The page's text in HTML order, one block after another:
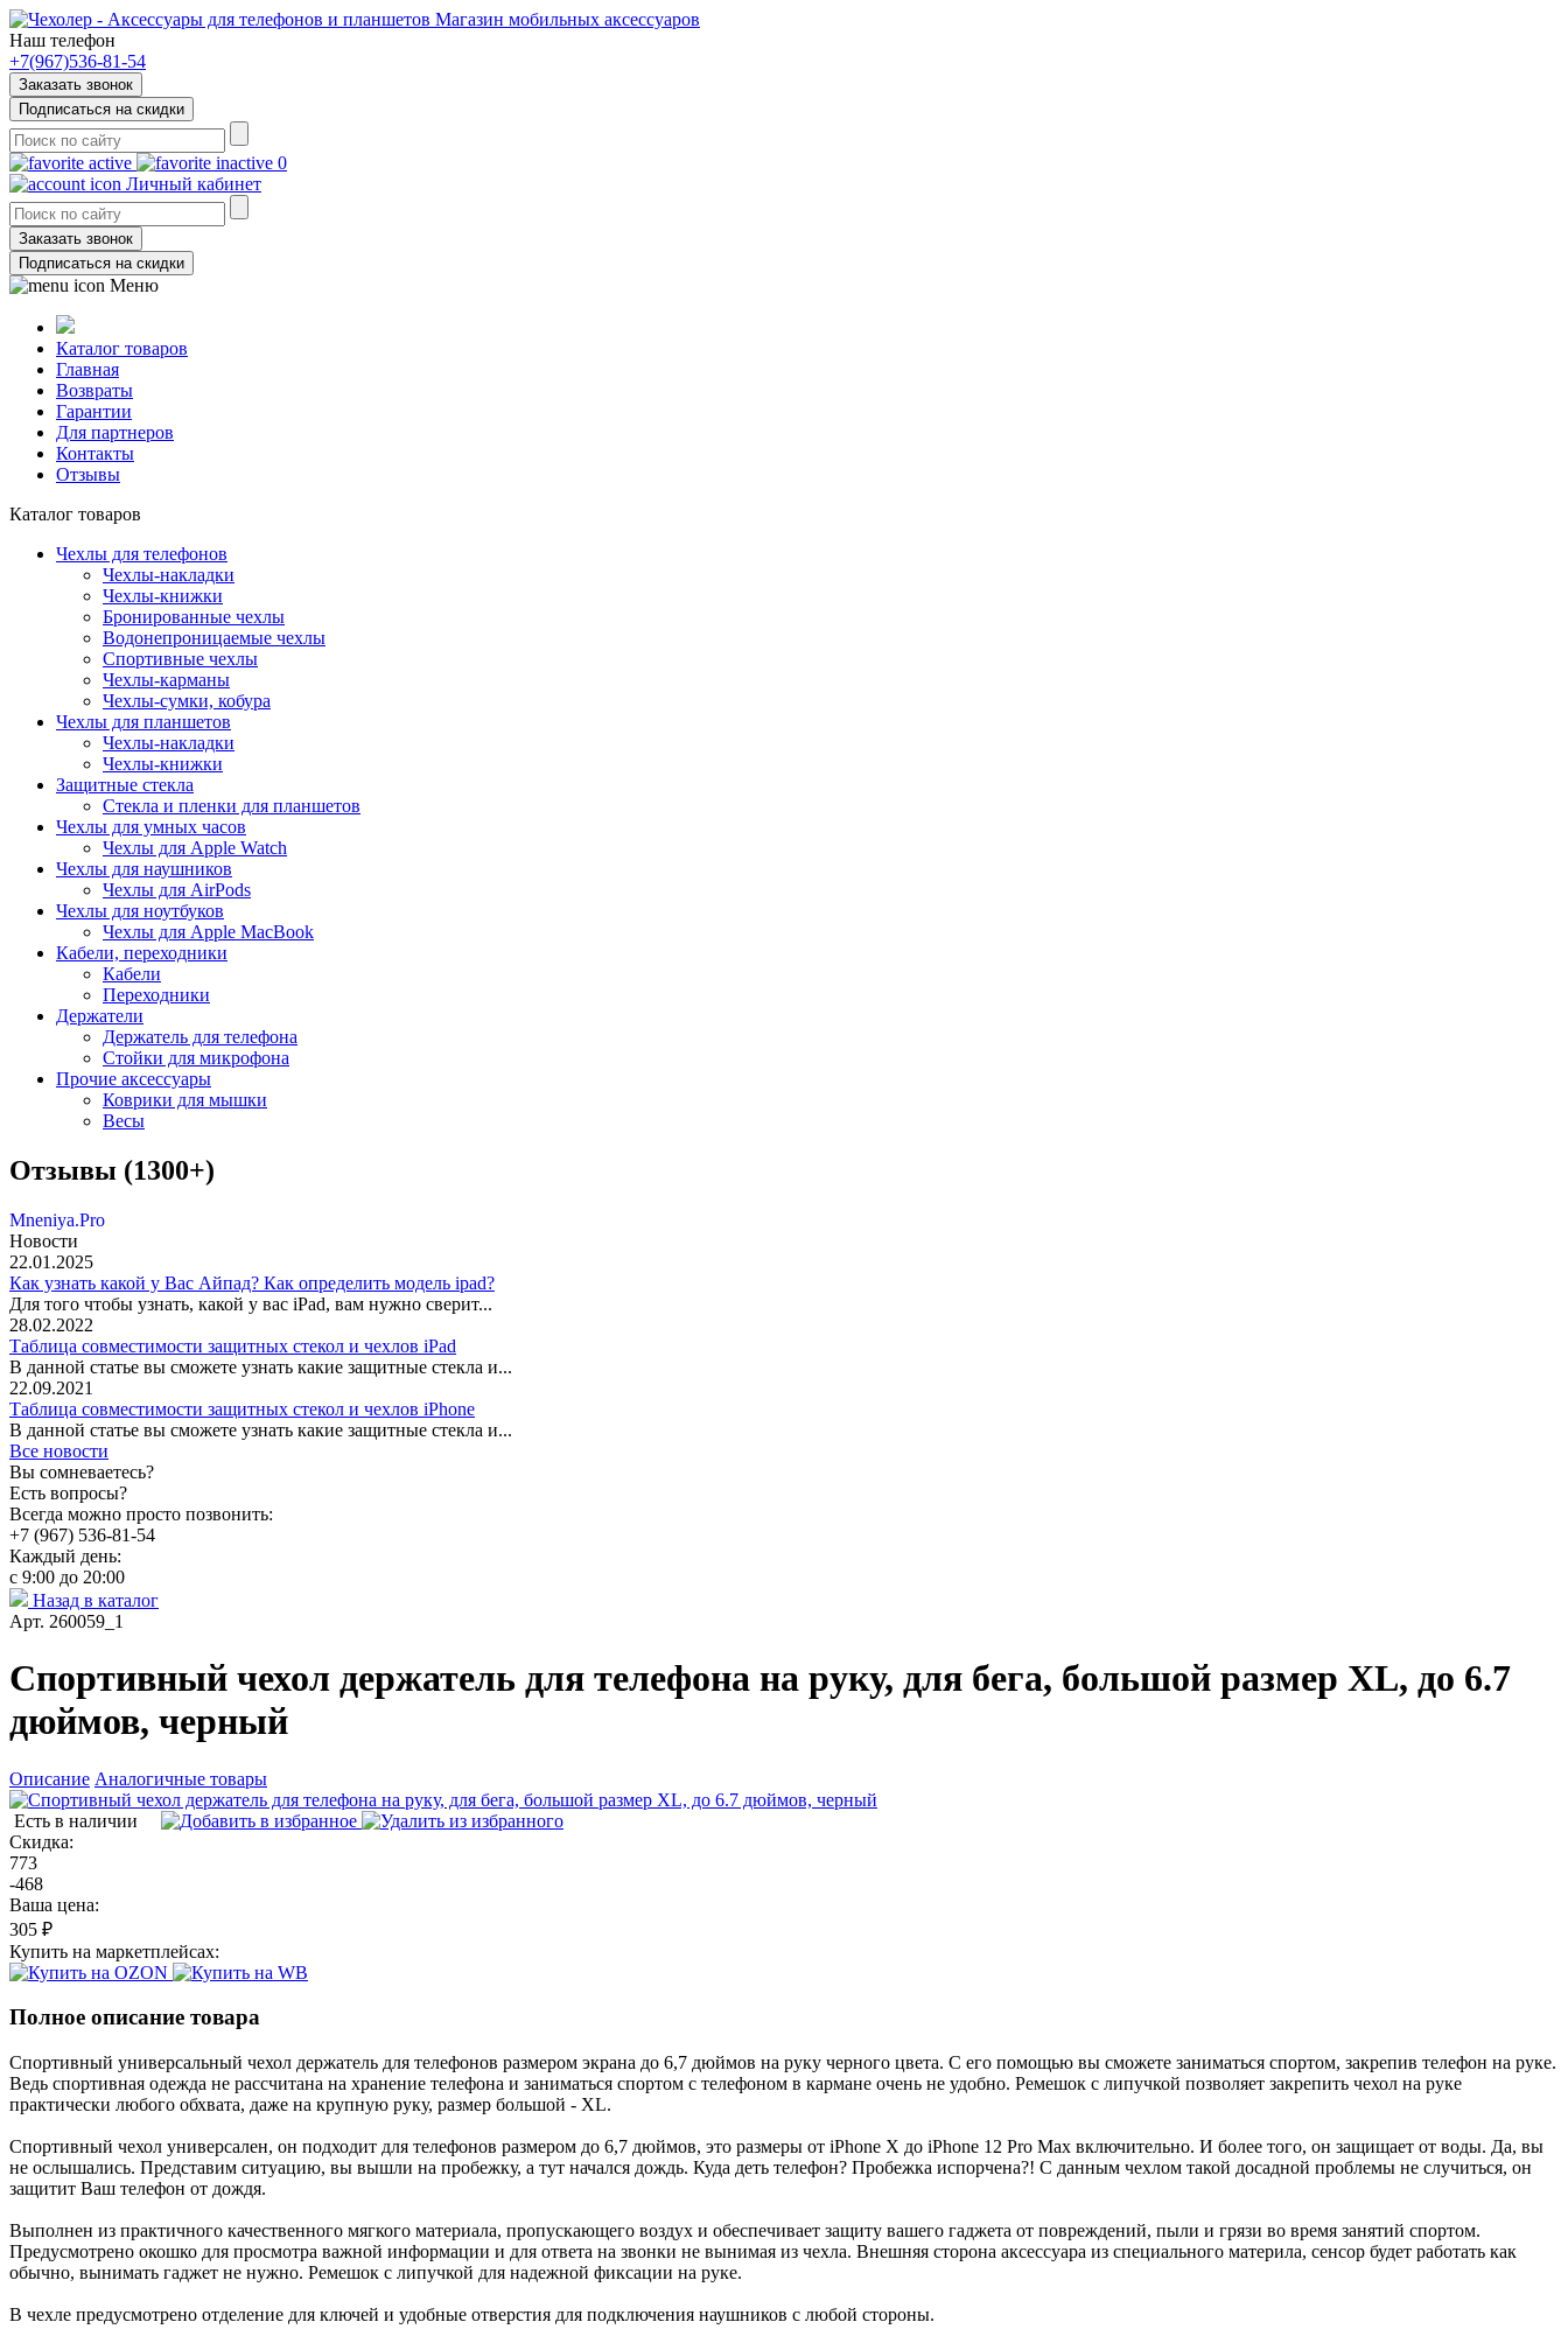
Магазин мобильных аксессуаров
Наш телефон
+7(967)536-81-54
Заказать звонок
Подписаться на скидки
0
Личный кабинет
Заказать звонок
Подписаться на скидки
Меню
Каталог товаров
Главная
Возвраты
Гарантии
Для партнеров
Контакты
Отзывы
Каталог товаров
Чехлы для телефонов
Чехлы-накладки
Чехлы-книжки
Бронированные чехлы
Водонепроницаемые чехлы
Спортивные чехлы
Чехлы-карманы
Чехлы-сумки, кобура
Чехлы для планшетов
Чехлы-накладки
Чехлы-книжки
Защитные стекла
Стекла и пленки для планшетов
Чехлы для умных часов
Чехлы для Apple Watch
Чехлы для наушников
Чехлы для AirPods
Чехлы для ноутбуков
Чехлы для Apple MacBook
Кабели, переходники
Кабели
Переходники
Держатели
Держатель для телефона
Стойки для микрофона
Прочие аксессуары
Коврики для мышки
Весы
Отзывы (1300+)
Mneniya.Pro
Новости
22.01.2025
Как узнать какой у Вас Айпад? Как определить модель ipad?
Для того чтобы узнать, какой у вас iPad, вам нужно сверит...
28.02.2022
Таблица совместимости защитных стекол и чехлов iPad
В данной статье вы сможете узнать какие защитные стекла и...
22.09.2021
Таблица совместимости защитных стекол и чехлов iPhone
В данной статье вы сможете узнать какие защитные стекла и...
Все новости
Вы сомневаетесь?
Есть вопросы?
Всегда можно просто позвонить:
+7 (967) 536-81-54
Каждый день:
с 9:00 до 20:00
Назад в каталог
Арт. 260059_1
Спортивный чехол держатель для телефона на руку, для бега, большой размер XL, до 6.7
дюймов, черный
Описание Аналогичные товары
Есть в наличии
Скидка:
773
-468
Ваша цена:
305 ₽
Купить на маркетплейсах:
Полное описание товара
Спортивный универсальный чехол держатель для телефонов размером экрана до 6,7 дюймов на руку черного цвета. С его помощью вы сможете заниматься спортом, закрепив телефон на руке.
Ведь спортивная одежда не рассчитана на хранение телефона и заниматься спортом с телефоном в кармане очень не удобно. Ремешок с липучкой позволяет закрепить чехол на руке
практически любого обхвата, даже на крупную руку, размер большой - XL.
Спортивный чехол универсален, он подходит для телефонов размером до 6,7 дюймов, это размеры от iPhone X до iPhone 12 Pro Max включительно. И более того, он защищает от воды. Да, вы
не ослышались. Представим ситуацию, вы вышли на пробежку, а тут начался дождь. Куда деть телефон? Пробежка испорчена?! С данным чехлом такой досадной проблемы не случиться, он
защитит Ваш телефон от дождя.
Выполнен из практичного качественного мягкого материала, пропускающего воздух и обеспечивает защиту вашего гаджета от повреждений, пыли и грязи во время занятий спортом.
Предусмотрено окошко для просмотра важной информации и для ответа на звонки не вынимая из чехла. Внешняя сторона аксессуара из специального материла, сенсор будет работать как
обычно, вынимать гаджет не нужно. Ремешок с липучкой для надежной фиксации на руке.
В чехле предусмотрено отделение для ключей и удобные отверстия для подключения наушников с любой стороны.